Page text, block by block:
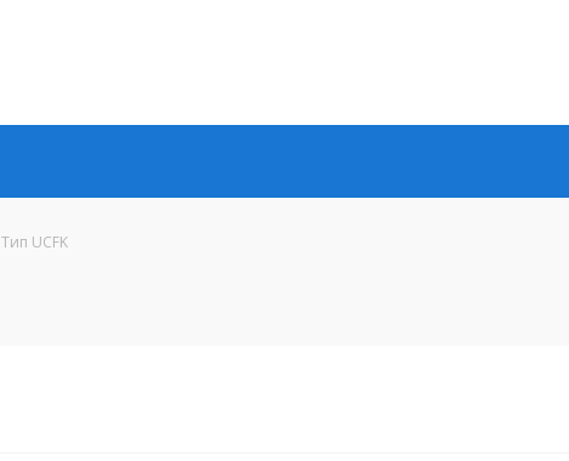
Тип UCFK